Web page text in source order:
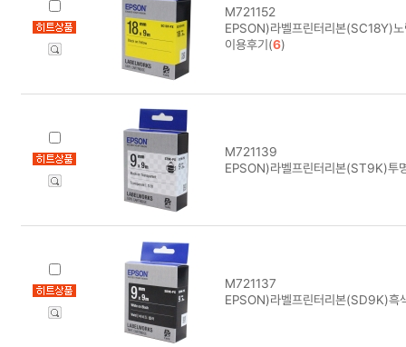
M721152
EPSON)라벨프린터리본(SC18Y)
이용후기(6)
M721139
EPSON)라벨프린터리본(ST9K)투
M721137
EPSON)라벨프린터리본(SD9K)흑